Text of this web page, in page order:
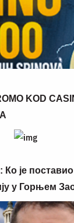
KOD
је
у Горњем